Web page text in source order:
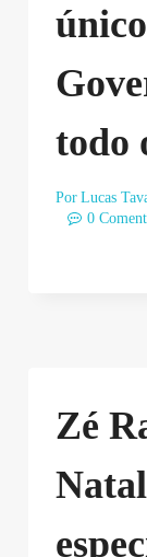
todo
Por Lucas
0
Zé